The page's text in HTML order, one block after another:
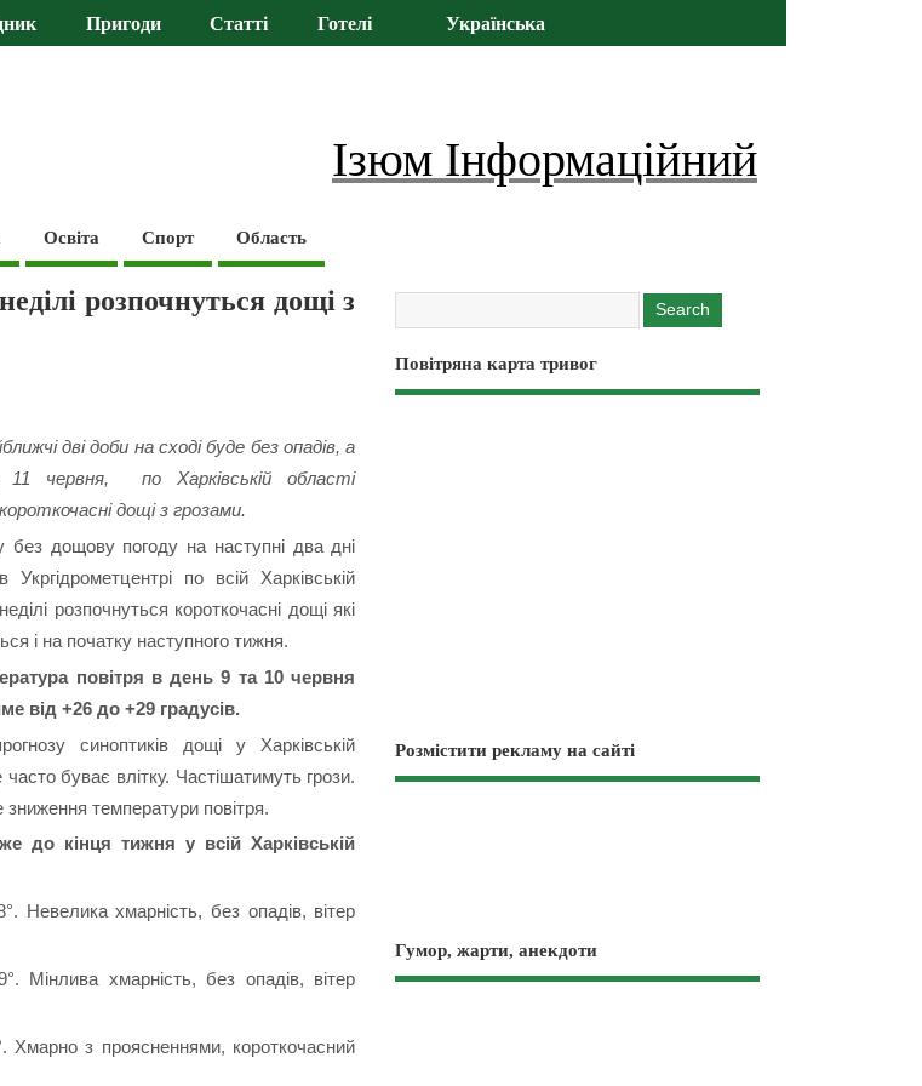
Пригоди Статті Готелі Українська
Ізюм Інформаційний
Освіта Спорт Область
розпочнуться дощі з
дві доби на сході буде без опадів, а
11 червня, по Харківській області
дощі з грозами.
без дощову погоду на наступні два дні
Укргідрометцентрі по всій Харківській
розпочнуться короткочасні дощі які
і на початку наступного тижня.
повітря в день 9 та 10 червня
від +26 до +29 градусів.
синоптиків дощі у Харківській
буває влітку. Частішатимуть грози.
температури повітря.
до кінця тижня у всій Харківській
хмарність, без опадів, вітер
Мінлива хмарність, без опадів, вітер
з проясненнями, короткочасний
Повітряна карта тривог
Розмістити рекламу на сайті
Гумор, жарти, анекдоти